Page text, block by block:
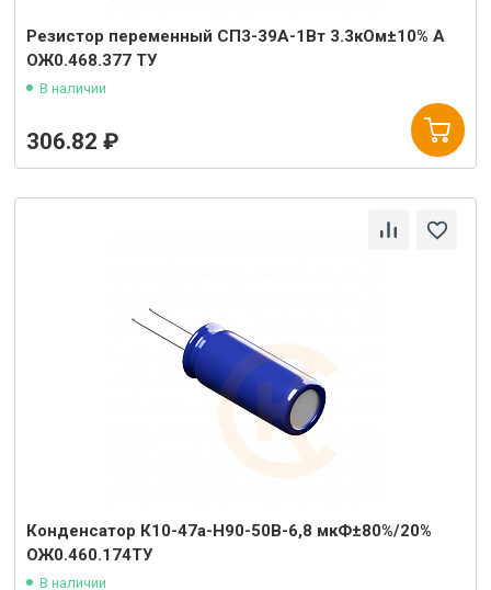
Резистор переменный СП3-39А-1Вт 3.3кОм±10% А
ОЖ0.468.377 ТУ
В наличии
306.82 ₽
Конденсатор К10-47а-Н90-50В-6,8 мкФ±80%/20%
ОЖ0.460.174ТУ
В наличии